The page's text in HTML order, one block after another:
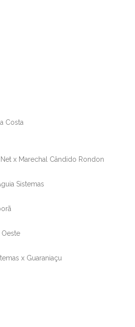
Costa
x Marechal Cândido Rondon
Sistemas
x Guaraniaçu